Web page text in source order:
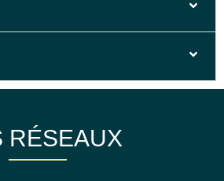
RÉSEAUX